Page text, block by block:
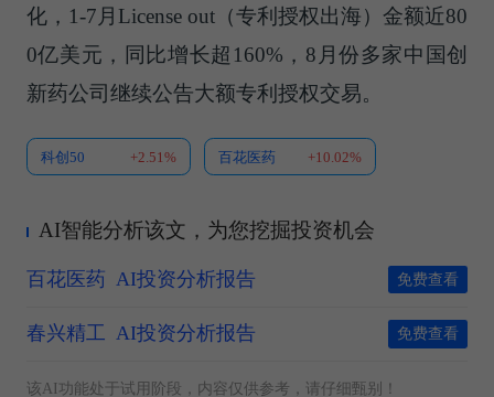
化，1-7月License out（专利授权出海）金额近80
0亿美元，同比增长超160%，8月份多家中国创
新药公司继续公告大额专利授权交易。
科创50 +2.51% 百花医药 +10.02%
AI智能分析该文，为您挖掘投资机会
百花医药 AI投资分析报告 免费查看
春兴精工 AI投资分析报告 免费查看
该AI功能处于试用阶段，内容仅供参考，请仔细甄别！